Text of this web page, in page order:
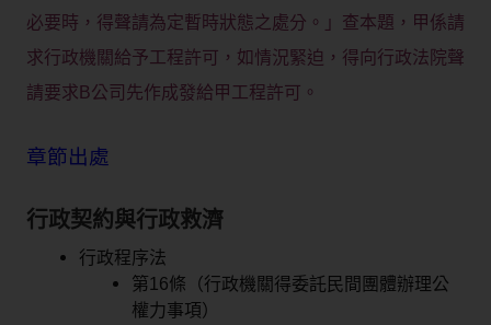
必要時，得聲請為定暫時狀態之處分。」查本題，甲係請
求行政機關給予工程許可，如情況緊迫，得向行政法院聲
請要求B公司先作成發給甲工程許可。
章節出處
行政契約與行政救濟
行政程序法
第16條（行政機關得委託民間團體辦理公
權力事項）